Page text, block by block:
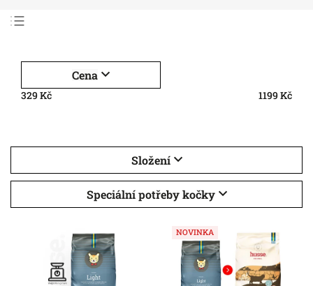
Nejdražší
Nejprodávanější
Cena
329Kč 1199Kč
Složení
Speciální potřeby kočky
NOVINKA